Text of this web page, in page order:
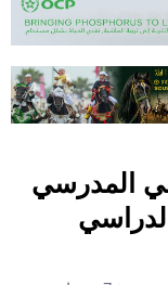
المدرسي